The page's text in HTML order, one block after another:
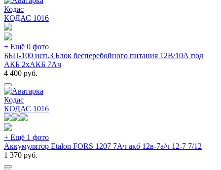
Кодас
КОДАС 1016
+ Ещё 0 фото
ББП-100 исп.3 Блок бесперебойного питания 12В/10А под
АКБ 2хАКБ 7Ач
4 400 руб.
Кодас
КОДАС 1016
+ Ещё 1 фото
Аккумулятор Etalon FORS 1207 7Ач акб 12в-7а/ч 12-7 7/12
1 370 руб.